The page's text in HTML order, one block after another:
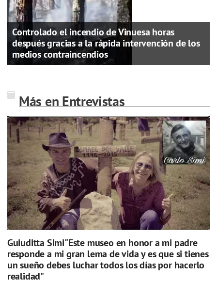
Controlado el incendio de Vinuesa horas
después gracias a la rápida intervención de los
medios contraincendios
Más en Entrevistas
Guiuditta Simi"Este museo en honor a mi padre
responde a mi gran lema de vida y es que si tienes
un sueño debes luchar todos los días por hacerlo
realidad"